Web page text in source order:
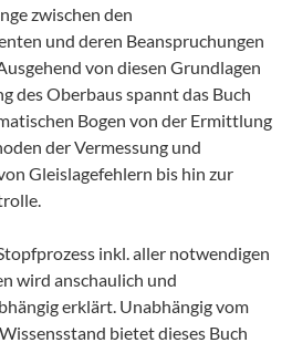
zwischen den
und deren Beanspruchungen
von diesen Grundlagen
des Oberbaus spannt das Buch
Bogen von der Ermittlung
der Vermessung und
Gleislagefehlern bis hin zur
inkl. aller notwendigen
wird anschaulich und
erklärt. Unabhängig vom
bietet dieses Buch